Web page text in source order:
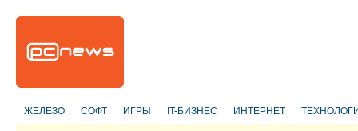
ЖЕЛЕЗО СОФТ ИГРЫ IT-БИЗНЕС ИНТЕРНЕТ